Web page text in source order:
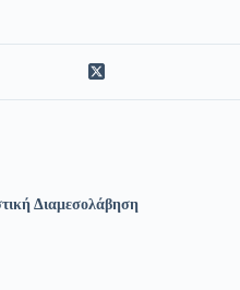
Διαμεσολάβηση